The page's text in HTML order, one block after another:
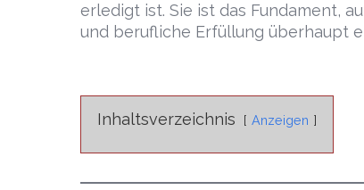
erledigt ist. Sie ist das Fundament,
und berufliche Erfüllung überhaupt
Inhaltsverzeichnis Anzeigen